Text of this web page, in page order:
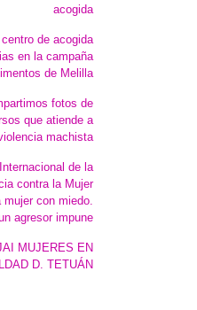
acogida
de acogida
en la campaña
de Melilla
fotos de
que atiende a
machista
de la
contra la Mujer
mujer con miedo.
agresor impune
MUJERES EN
D. TETUÁN